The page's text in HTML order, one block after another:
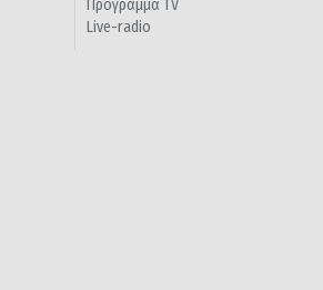
Πρόγραμμα TV
Live-radio